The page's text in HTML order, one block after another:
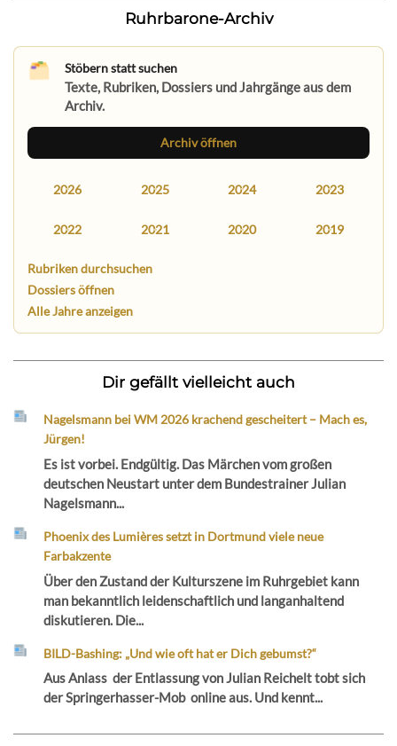
Ruhrbarone-Archiv
Stöbern statt suchen
Texte, Rubriken, Dossiers und Jahrgänge aus dem
Archiv.
Archiv öffnen
2026 2025 2024 2023
2022 2021 2020 2019
Rubriken durchsuchen
Dossiers öffnen
Alle Jahre anzeigen
Dir gefällt vielleicht auch
Nagelsmann bei WM 2026 krachend gescheitert – Mach es,
Jürgen!
Es ist vorbei. Endgültig. Das Märchen vom großen
deutschen Neustart unter dem Bundestrainer Julian
Nagelsmann...
Phoenix des Lumières setzt in Dortmund viele neue
Farbakzente
Über den Zustand der Kulturszene im Ruhrgebiet kann
man bekanntlich leidenschaftlich und langanhaltend
diskutieren. Die...
BILD-Bashing: „Und wie oft hat er Dich gebumst?“
Aus Anlass der Entlassung von Julian Reichelt tobt sich
der Springerhasser-Mob online aus. Und kennt...